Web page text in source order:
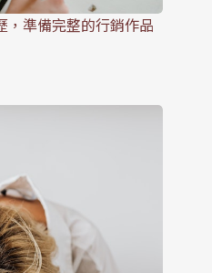
，準備完整的行銷作品